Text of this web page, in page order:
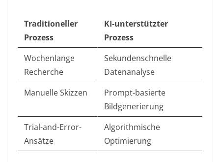
Traditioneller
Prozess
KI-unterstützter
Prozess
Wochenlange
Recherche
Sekundenschnelle
Datenanalyse
Manuelle Skizzen
Prompt-basierte
Bildgenerierung
Trial-and-Error-
Ansätze
Algorithmische
Optimierung